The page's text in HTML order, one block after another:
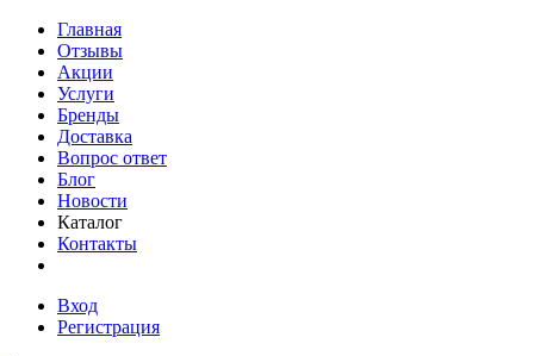
Главная
Отзывы
Акции
Услуги
Бренды
Доставка
Вопрос ответ
Блог
Новости
Каталог
Контакты
Вход
Регистрация